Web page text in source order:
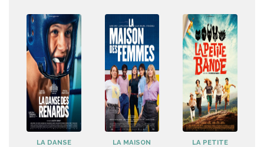
LA DANSE
LA MAISON
LA PETITE